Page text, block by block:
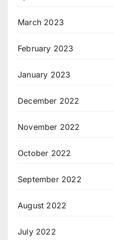
March 2023
February 2023
January 2023
December 2022
November 2022
October 2022
September 2022
August 2022
July 2022